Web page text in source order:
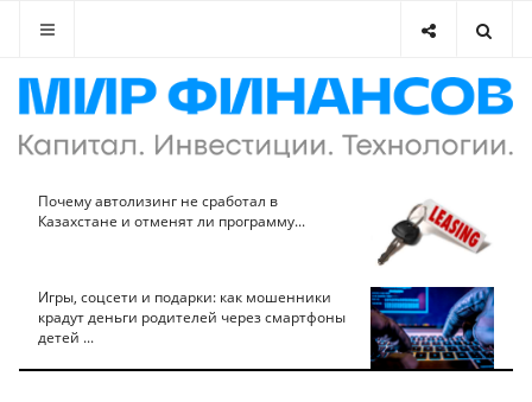
Почему автолизинг не сработал в
Казахстане и отменят ли программу...
Игры, соцсети и подарки: как мошенники
крадут деньги родителей через смартфоны
детей ...